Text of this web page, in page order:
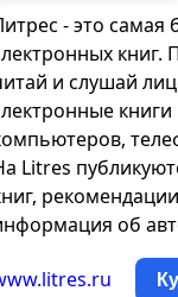
- это самая
книг.
и слушай
книги
Litres
об